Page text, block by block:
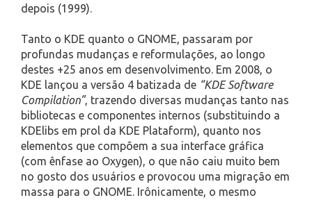
depois (1999).
Tanto o KDE quanto o GNOME, passaram por
profundas mudanças e reformulações, ao longo
destes +25 anos em desenvolvimento. Em 2008, o
KDE lançou a versão 4 batizada de “KDE Software
Compilation”, trazendo diversas mudanças tanto nas
bibliotecas e componentes internos (substituindo a
KDElibs em prol da KDE Plataform), quanto nos
elementos que compõem a sua interface gráfica
(com ênfase ao Oxygen), o que não caiu muito bem
no gosto dos usuários e provocou uma migração em
massa para o GNOME. Irônicamente, o mesmo